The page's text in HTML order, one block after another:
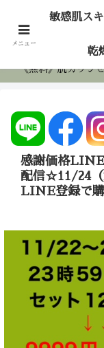
肌専門の低刺
《無料》肌カウン
感謝価格
配信☆11/24（
LINE登録で購
メニュー
敏感肌ス
乾